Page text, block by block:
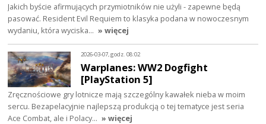
Jakich byście afirmujących przymiotników nie użyli - zapewne będą
pasować. Resident Evil Requiem to klasyka podana w nowoczesnym
wydaniu, która wyciska… » więcej
2026-03-07, godz. 08:02
Warplanes: WW2 Dogfight
[PlayStation 5]
Zręcznościowe gry lotnicze mają szczególny kawałek nieba w moim
sercu. Bezapelacyjnie najlepszą produkcją o tej tematyce jest seria
Ace Combat, ale i Polacy… » więcej